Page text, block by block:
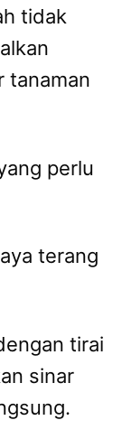
tidak
tanaman
perlu
terang
tirai
sinar